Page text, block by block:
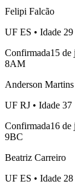
Felipi Falcão
UF ES • Idade 29
Confirmada15 de
8AM
Anderson Martins
UF RJ • Idade 37
Confirmada16 de
9BC
Beatriz Carreiro
UF ES • Idade 28